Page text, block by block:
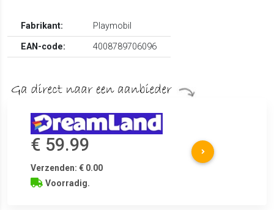
Fabrikant:
Playmobil
EAN-code:
4008789706096
€ 59.99
Verzenden: € 0.00
Voorradig.